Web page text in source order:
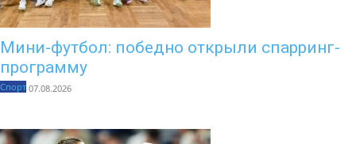
Мини-футбол: победно открыли спарринг-
программу
Спорт 07.08.2026